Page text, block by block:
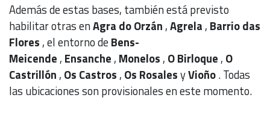
Además de estas bases, también está previsto
habilitar otras enAgra do Orzán,Agrela, Barrio das
Flores, el entorno deBens-
Meicende, Ensanche, Monelos, O Birloque, O
Castrillón, Os Castros, Os RosalesyVioño. Todas
las ubicaciones son provisionales en este momento.